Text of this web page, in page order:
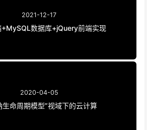
数据库+jQuery前端实现
审视IT硬件产品选购